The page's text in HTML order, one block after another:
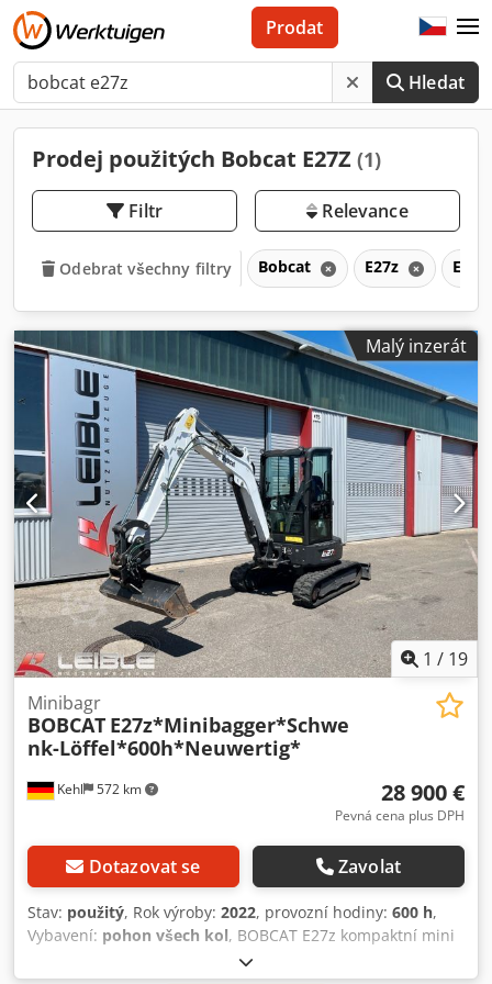
Hledat
Prodat
Prodej použitých Bobcat E27Z (1)
Filtr Relevance
Odebrat všechny filtry Bobcat E27z E
Malý inzerát
1 / 19
Kehl 572 km
Minibagr
BOBCAT E27z*Minibagger*Schwe
nk-Löffel*600h*Neuwertig*
28 900 €
Pevná cena plus DPH
Dotazovat se Zavolat
Stav: použitý, Rok výroby: 2022, provozní hodiny: 600 h,
Vybavení: pohon všech kol, BOBCAT E27z kompaktní mini
rýpadlo s krátkou zádí, s naklápěcí lopatou a